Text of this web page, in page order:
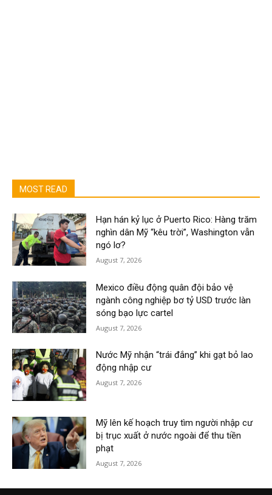
MOST READ
Hạn hán kỷ lục ở Puerto Rico: Hàng trăm
nghìn dân Mỹ “kêu trời”, Washington vẫn
ngó lơ?
August 7, 2026
Mexico điều động quân đội bảo vệ
ngành công nghiệp bơ tỷ USD trước làn
sóng bạo lực cartel
August 7, 2026
Nước Mỹ nhận “trái đắng” khi gạt bỏ lao
động nhập cư
August 7, 2026
Mỹ lên kế hoạch truy tìm người nhập cư
bị trục xuất ở nước ngoài để thu tiền
phạt
August 7, 2026